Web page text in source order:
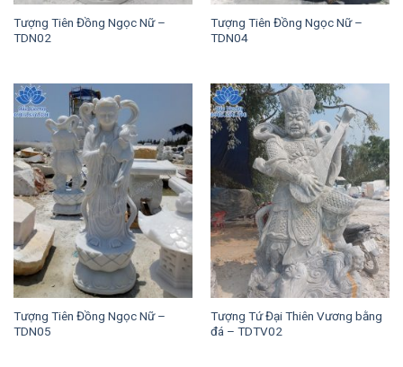
Tượng Tiên Đồng Ngọc Nữ –
TDN02
Tượng Tiên Đồng Ngọc Nữ –
TDN04
Tượng Tiên Đồng Ngọc Nữ –
TDN05
Tượng Tứ Đại Thiên Vương bằng
đá – TDTV02